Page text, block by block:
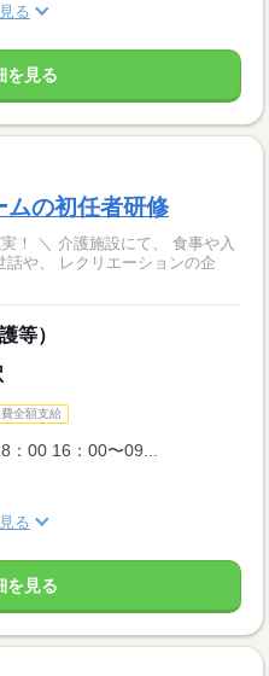
る
を見る
の初任者研修
食事や入
や、 レクリエーションの企
等）
全額支給
00 16：00〜09...
る
を見る